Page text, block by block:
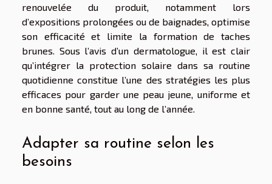
renouvelée du produit, notamment lors
d’expositions prolongées ou de baignades, optimise
son efficacité et limite la formation de taches
brunes. Sous l’avis d’un dermatologue, il est clair
qu’intégrer la protection solaire dans sa routine
quotidienne constitue l’une des stratégies les plus
efficaces pour garder une peau jeune, uniforme et
en bonne santé, tout au long de l’année.
Adapter sa routine selon les
besoins